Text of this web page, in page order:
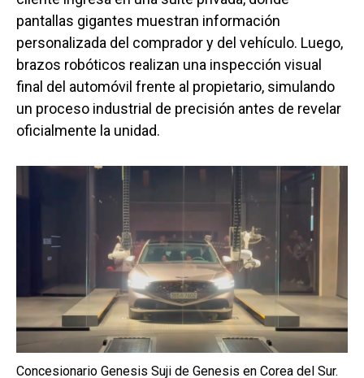
pantallas gigantes muestran información
personalizada del comprador y del vehículo. Luego,
brazos robóticos realizan una inspección visual
final del automóvil frente al propietario, simulando
un proceso industrial de precisión antes de revelar
oficialmente la unidad.
Concesionario Genesis Suji de Genesis en Corea del Sur.